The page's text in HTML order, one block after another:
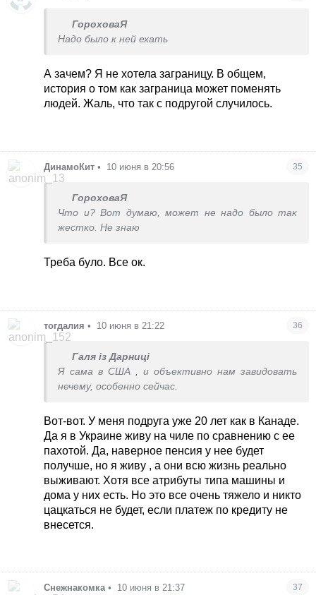
ГороховаЯ
Надо было к ней ехать
А зачем? Я не хотела заграницу. В общем,
история о том как заграница может поменять
людей. Жаль, что так с подругой случилось.
ДинамоКит • 10 июня в 20:56 35
ГороховаЯ
Что и? Вот думаю, может не надо было так
жестко. Не знаю
Треба було. Все ок.
тогдалия • 10 июня в 21:22 36
Галя із Дарниці
Я сама в США , и объективно нам завидовать
нечему, особенно сейчас.
Вот-вот. У меня подруга уже 20 лет как в Канаде.
Да я в Украине живу на чиле по сравнению с ее
пахотой. Да, наверное пенсия у нее будет
получше, но я живу , а они всю жизнь реально
выживают. Хотя все атрибуты типа машины и
дома у них есть. Но это все очень тяжело и никто
цацкаться не будет, если платеж по кредиту не
внесется.
Снежнакомка • 10 июня в 21:37 37